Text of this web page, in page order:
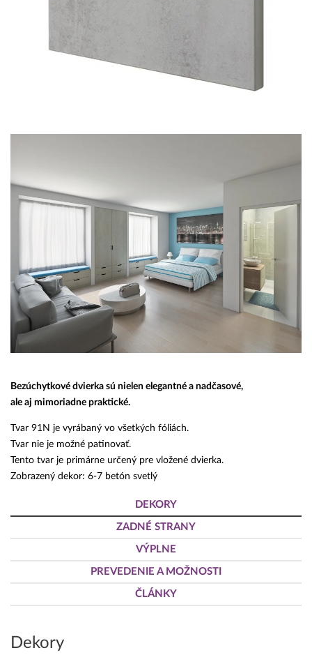
Bezúchytkové dvierka sú nielen elegantné a nadčasové,
ale aj mimoriadne praktické.
Tvar 91N je vyrábaný vo všetkých fóliách.
Tvar nie je možné patinovať.
Tento tvar je primárne určený pre vložené dvierka.
Zobrazený dekor: 6-7 betón svetlý
DEKORY
ZADNÉ STRANY
VÝPLNE
PREVEDENIE A MOŽNOSTI
ČLÁNKY
Dekory